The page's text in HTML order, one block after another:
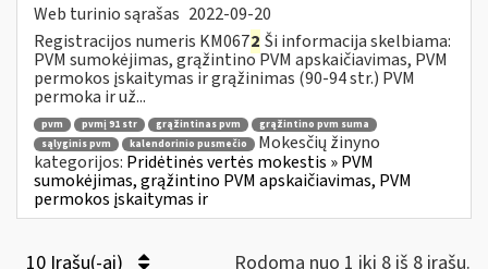
Web turinio sąrašas 2022-09-20
Registracijos numeris KM0672 Ši informacija skelbiama:
PVM sumokėjimas, grąžintino PVM apskaičiavimas, PVM
permokos įskaitymas ir grąžinimas (90-94 str.) PVM
permoka ir už...
pvm pvmį 91 str grąžintinas pvm
grąžintino pvm suma
sąlyginis pvm
kalendorinio pusmečio
Mokesčių žinyno
kategorijos: Pridėtinės vertės mokestis » PVM
sumokėjimas, grąžintino PVM apskaičiavimas, PVM
permokos įskaitymas ir
10 Įrašų(-ai) Rodoma nuo 1 iki 8 iš 8 irašų.